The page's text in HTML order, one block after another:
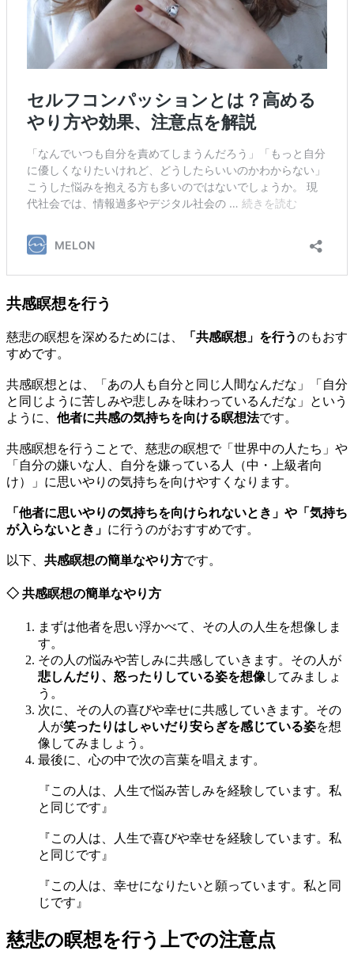
共感瞑想を行う
慈悲の瞑想を深めるためには、 「共感瞑想」を行うのもおす
すめです。
共感瞑想とは、「あの人も自分と同じ人間なんだな」「自分
と同じように苦しみや悲しみを味わっているんだな」という
ように、 他者に共感の気持ちを向ける瞑想法です。
共感瞑想を行うことで、慈悲の瞑想で「世界中の人たち」や
「自分の嫌いな人、自分を嫌っている人（中・上級者向
け）」に思いやりの気持ちを向けやすくなります。
「他者に思いやりの気持ちを向けられないとき」や「気持ち
が入らないとき」 に行うのがおすすめです。
以下、 共感瞑想の簡単なやり方です。
◇ 共感瞑想の簡単なやり方
まずは他者を思い浮かべて、その人の人生を想像しま
す。
その人の悩みや苦しみに共感していきます。その人が
悲しんだり、怒ったりしている姿を想像 してみましょ
う。
次に、その人の喜びや幸せに共感していきます。その
人が笑ったりはしゃいだり安らぎを感じている姿を想
像してみましょう。
最後に、心の中で次の言葉を唱えます。
『この人は、人生で悩み苦しみを経験しています。私
と同じです』
『この人は、人生で喜びや幸せを経験しています。私
と同じです』
『この人は、幸せになりたいと願っています。私と同
じです』
慈悲の瞑想を行う上での注意点